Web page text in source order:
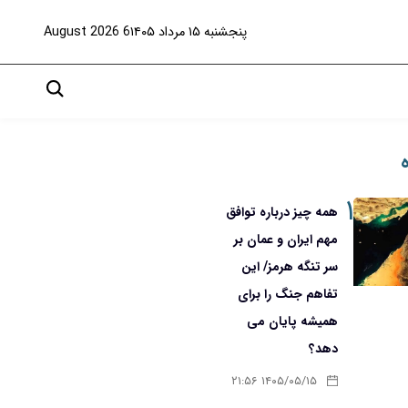
پنجشنبه ۱۵ مرداد ۱۴۰۵ 6 August 2026
۱ همه چیز درباره توافق
مهم ایران و عمان بر
سر تنگه هرمز/ این
تفاهم جنگ را برای
همیشه پایان می
دهد؟
۱۴۰۵/۰۵/۱۵ ۲۱:۵۶